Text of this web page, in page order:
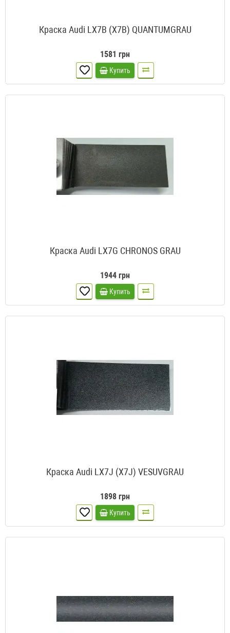
Краска Audi LX7B (X7B) QUANTUMGRAU
1581 грн
Купить
Краска Audi LX7G CHRONOS GRAU
1944 грн
Купить
Краска Audi LX7J (X7J) VESUVGRAU
1898 грн
Купить